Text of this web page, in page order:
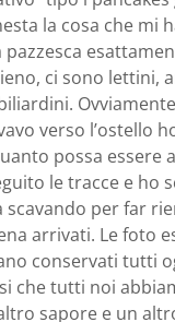
la cosa che
ci sono lettini,
verso l’ostello
possa
le tracce e ho
per far
arrivati. Le foto
conservati tutti
che tutti noi
sapore e un